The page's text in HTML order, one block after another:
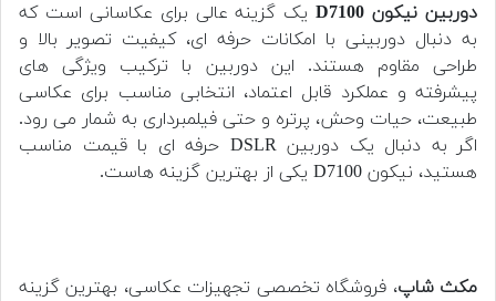
دوربین نیکون D7100
یک گزینه عالی برای عکاسانی است که
به دنبال دوربینی با امکانات حرفه ای، کیفیت تصویر بالا و
طراحی مقاوم هستند. این دوربین با ترکیب ویژگی های
پیشرفته و عملکرد قابل اعتماد، انتخابی مناسب برای عکاسی
طبیعت، حیات وحش، پرتره و حتی فیلمبرداری به شمار می رود.
اگر به دنبال یک دوربین DSLR حرفه ای با قیمت مناسب
هستید، نیکون D7100 یکی از بهترین گزینه هاست.
مکث شاپ، فروشگاه تخصصی تجهیزات عکاسی، بهترین گزینه